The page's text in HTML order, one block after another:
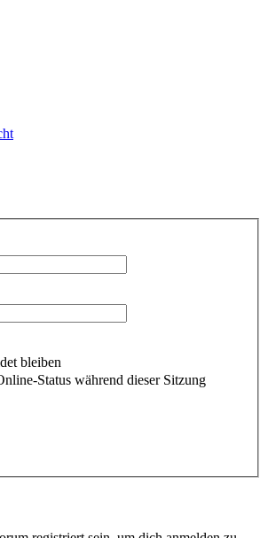
bleiben
Status während dieser Sitzung